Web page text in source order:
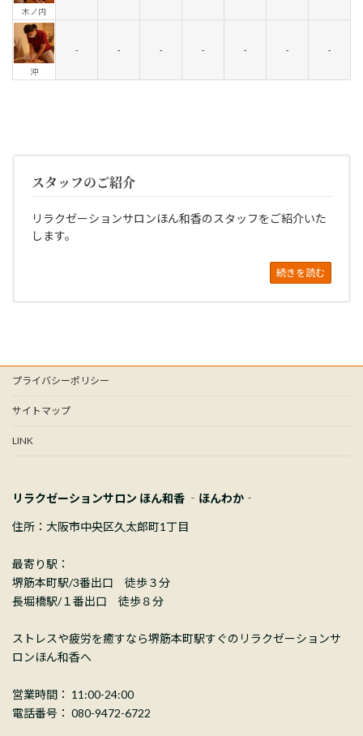
木ノ内
沖
- - - - - - -
スタッフのご紹介
リラクゼーションサロンほん和香のスタッフをご紹介いた
します。
続きを読む
プライバシーポリシー
サイトマップ
LINK
リラクゼーションサロン ほん和香 ‐ほんわか‐
住所：大阪市中央区久太郎町1丁目
最寄り駅：
堺筋本町駅/3番出口 徒歩３分
長堀橋駅/１番出口 徒歩８分
ストレスや疲労を癒すなら堺筋本町駅すぐのリラクゼーションサ
ロンほん和香へ
営業時間： 11:00-24:00
電話番号： 080-9472-6722